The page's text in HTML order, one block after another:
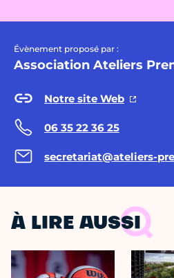
Évènement proposé par :
Association Ateliers
Notre site Web
06 35 22 36 25
secretariat@ateliers-
À LIRE AUSSI